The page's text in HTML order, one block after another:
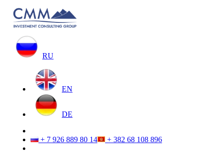
RU
EN
DE
+ 7 926 889 80 14 + 382 68 108 896